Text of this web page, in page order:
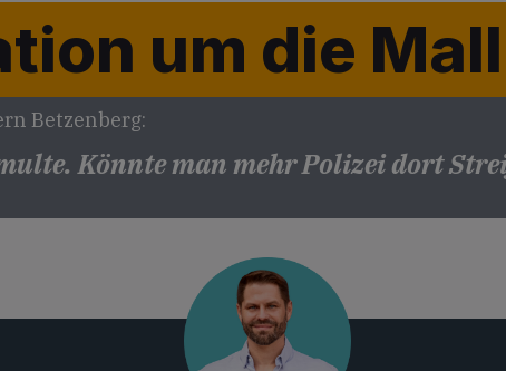
um die Mall
Betzenberg:
Könnte man mehr Polizei dort